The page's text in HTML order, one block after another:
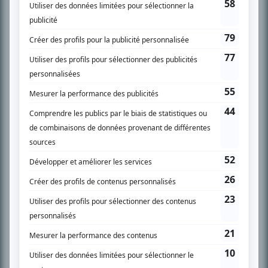
SUR LE RÉSEAU BIZZ MÉDIA
PLAN DU SITE
Accueil
Liste des oeuvres
Recherche avancée
À propos
Nous contacter
Termes et conditions
Politique de confidentialité
Gestion du consentement